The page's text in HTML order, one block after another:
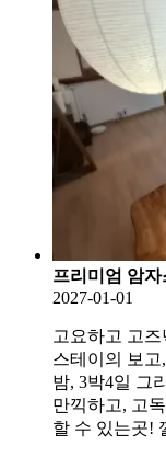
프리미엄 암
2027-01-01
고요하고 고
스테이의 보
밤, 3박4일 그
만끽하고, 고
할 수 있는곳!